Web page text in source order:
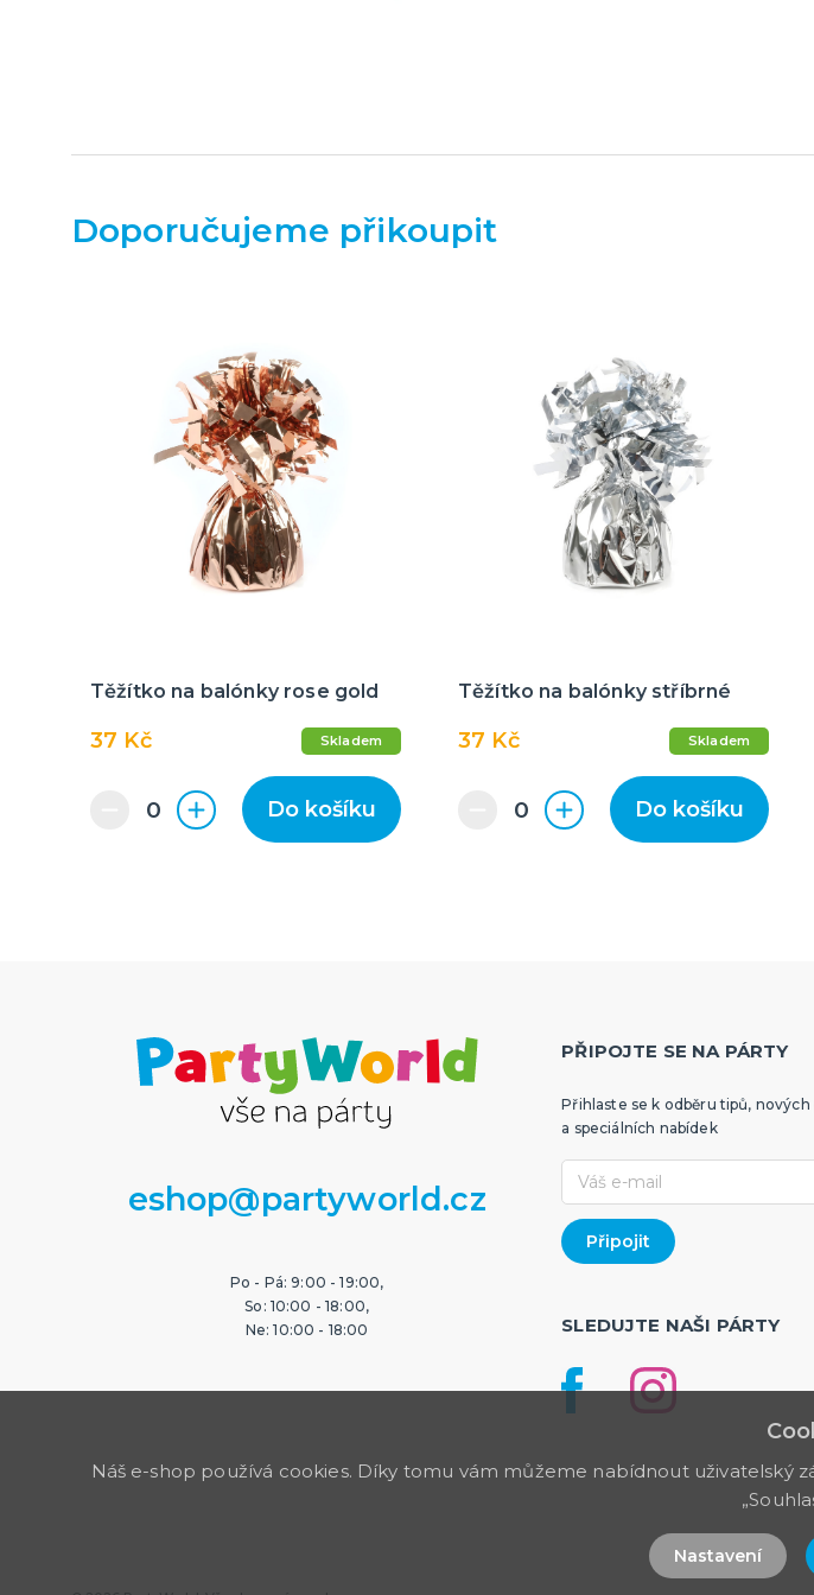
Doporučujeme přikoupit
Těžítko na balónky rose gold
37 Kč Skladem
Do košíku
Těžítko na balónky stříbrné
37 Kč Skladem
Do košíku
eshop@partyworld.cz
Po - Pá: 9:00 - 19:00,
So: 10:00 - 18:00,
Ne: 10:00 - 18:00
PŘIPOJTE SE NA PÁRTY
Přihlaste se k odběru tipů,
a speciálních nabídek
SLEDUJTE NAŠI PÁRTY
Náš e-shop používá cookies. Díky tomu vám můžeme nabídnout uživatelský
Nastavení